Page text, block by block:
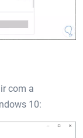
com a
10: